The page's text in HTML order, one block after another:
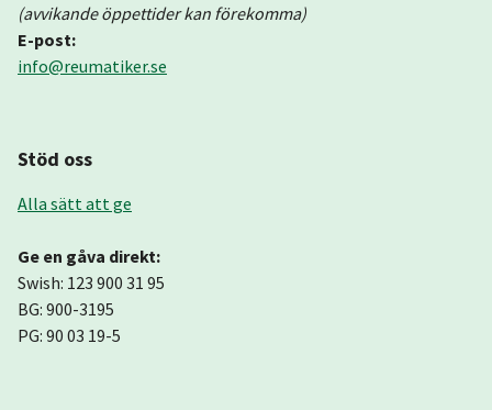
(avvikande öppettider kan förekomma)
E-post:
info@reumatiker.se
Stöd oss
Alla sätt att ge
Ge en gåva direkt:
Swish: 123 900 31 95
BG: 900-3195
PG: 90 03 19-5